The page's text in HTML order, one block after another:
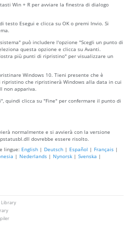
Win + R per avviare la finestra di dialogo
testo Esegui e clicca su OK o premi Invio. Si
può includere l'opzione "Scegli un punto di
questa opzione e clicca su Avanti.
più punti di ripristino" per visualizzare un
Windows 10. Tieni presente che è
che ripristinerà Windows alla data in cui
non appariva.
quindi clicca su "Fine" per confermare il punto di
normalmente e si avvierà con la versione
dovrebbe essere risolto.
lingue: English | Deutsch | Español | Français |
| Nederlands | Nynorsk | Svenska |
Library